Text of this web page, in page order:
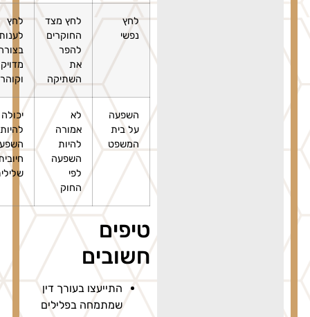
לחץ
לחץ מצד
החוקרים
השתיקה
לחץ
לענות
וקוהרנטית
השפעה
על בית
המשפט
לא
אמורה
להיות
השפעה
יכולה
להיות
השפעה
חיובית או
שלילית
טיפים
חשובים
התייעצו בעורך דין
שמתמחה בפלילים